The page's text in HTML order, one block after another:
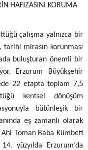
HAFIZASINI KORUMA
çalışma yalnızca bir
tarihi mirasın korunması
buluşturan önemli bir
Erzurum Büyükşehir
22 etapta toplam 7,5
kentsel dönüşüm
bütünleşik bir
eş zamanlı olarak
Toman Baba Kümbeti
14. yüzyılda Erzurum’da